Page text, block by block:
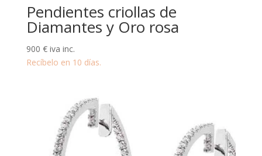
Pendientes criollas de
Diamantes y Oro rosa
900 € iva inc.
Recíbelo en 10 días.